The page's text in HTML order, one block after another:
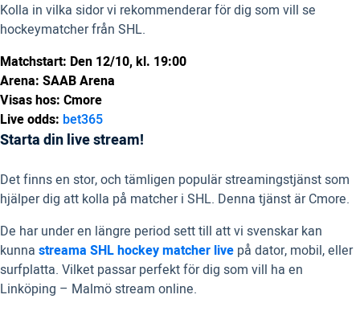
Kolla in vilka sidor vi rekommenderar för dig som vill se
hockeymatcher från SHL.
Matchstart: Den 12/10, kl. 19:00
Arena: SAAB Arena
Visas hos: Cmore
Live odds: bet365
Starta din live stream!
Det finns en stor, och tämligen populär streamingstjänst som
hjälper dig att kolla på matcher i SHL. Denna tjänst är Cmore.
De har under en längre period sett till att vi svenskar kan
kunna streama SHL hockey matcher live på dator, mobil, eller
surfplatta. Vilket passar perfekt för dig som vill ha en
Linköping – Malmö stream online.